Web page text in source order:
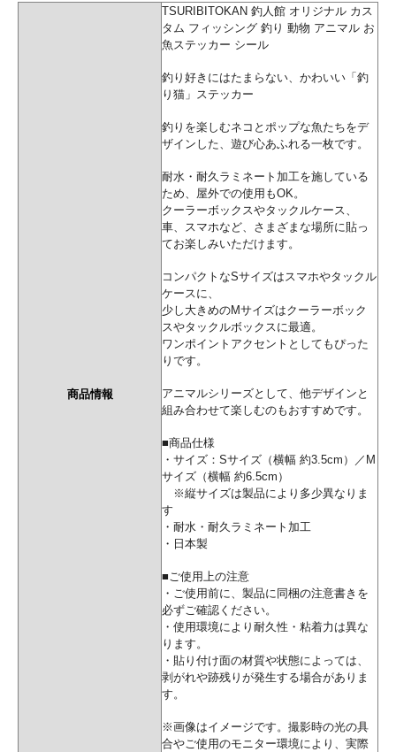
商品情報
TSURIBITOKAN 釣人館 オリジナル カス
タム フィッシング 釣り 動物 アニマル お
魚ステッカー シール
釣り好きにはたまらない、かわいい「釣
り猫」ステッカー
釣りを楽しむネコとポップな魚たちをデ
ザインした、遊び心あふれる一枚です。
耐水・耐久ラミネート加工を施している
ため、屋外での使用もOK。
クーラーボックスやタックルケース、
車、スマホなど、さまざまな場所に貼っ
てお楽しみいただけます。
コンパクトなSサイズはスマホやタックル
ケースに、
少し大きめのMサイズはクーラーボック
スやタックルボックスに最適。
ワンポイントアクセントとしてもぴった
りです。
アニマルシリーズとして、他デザインと
組み合わせて楽しむのもおすすめです。
■商品仕様
・サイズ：Sサイズ（横幅 約3.5cm）／M
サイズ（横幅 約6.5cm）
※縦サイズは製品により多少異なりま
す
・耐水・耐久ラミネート加工
・日本製
■ご使用上の注意
・ご使用前に、製品に同梱の注意書きを
必ずご確認ください。
・使用環境により耐久性・粘着力は異な
ります。
・貼り付け面の材質や状態によっては、
剥がれや跡残りが発生する場合がありま
す。
※画像はイメージです。撮影時の光の具
合やご使用のモニター環境により、実際